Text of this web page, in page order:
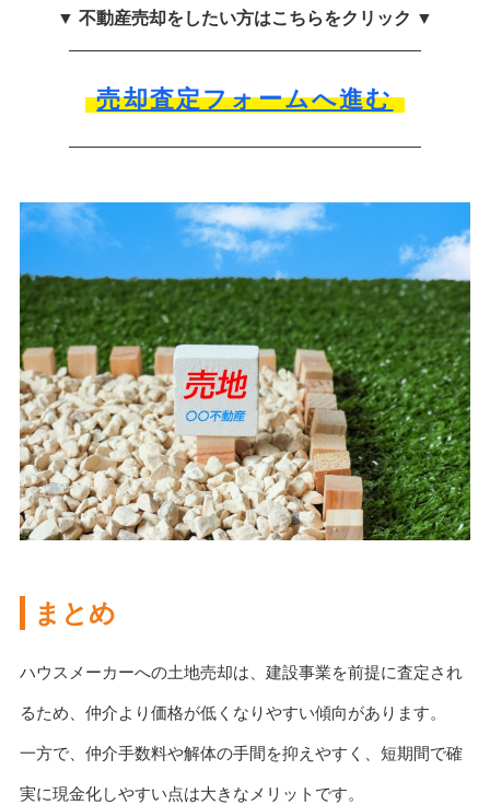
▼ 不動産売却をしたい方はこちらをクリック ▼
売却査定フォームへ進む
まとめ
ハウスメーカーへの土地売却は、建設事業を前提に査定され
るため、仲介より価格が低くなりやすい傾向があります。
一方で、仲介手数料や解体の手間を抑えやすく、短期間で確
実に現金化しやすい点は大きなメリットです。